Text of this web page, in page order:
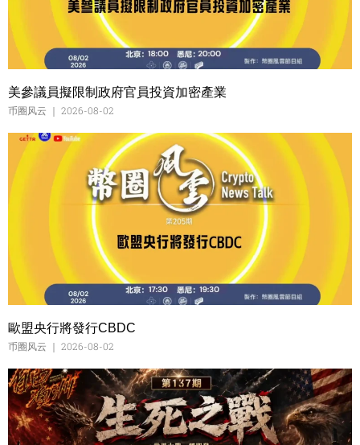
美參議員擬限制政府官員投資加密產業
币圈风云 2026-08-02
歐盟央行將發行CBDC
币圈风云 2026-08-02